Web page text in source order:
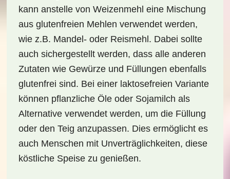
kann anstelle von Weizenmehl eine Mischung
aus glutenfreien Mehlen verwendet werden,
wie z.B. Mandel- oder Reismehl. Dabei sollte
auch sichergestellt werden, dass alle anderen
Zutaten wie Gewürze und Füllungen ebenfalls
glutenfrei sind. Bei einer laktosefreien Variante
können pflanzliche Öle oder Sojamilch als
Alternative verwendet werden, um die Füllung
oder den Teig anzupassen. Dies ermöglicht es
auch Menschen mit Unverträglichkeiten, diese
köstliche Speise zu genießen.